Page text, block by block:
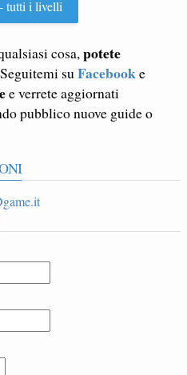
tutti i livelli
cosa, potete
su Facebooke
e verrete aggiornati
pubblico nuove guide o